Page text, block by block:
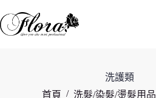
至
主
洗護類
首頁 / 洗髮/染髮/燙髮用品